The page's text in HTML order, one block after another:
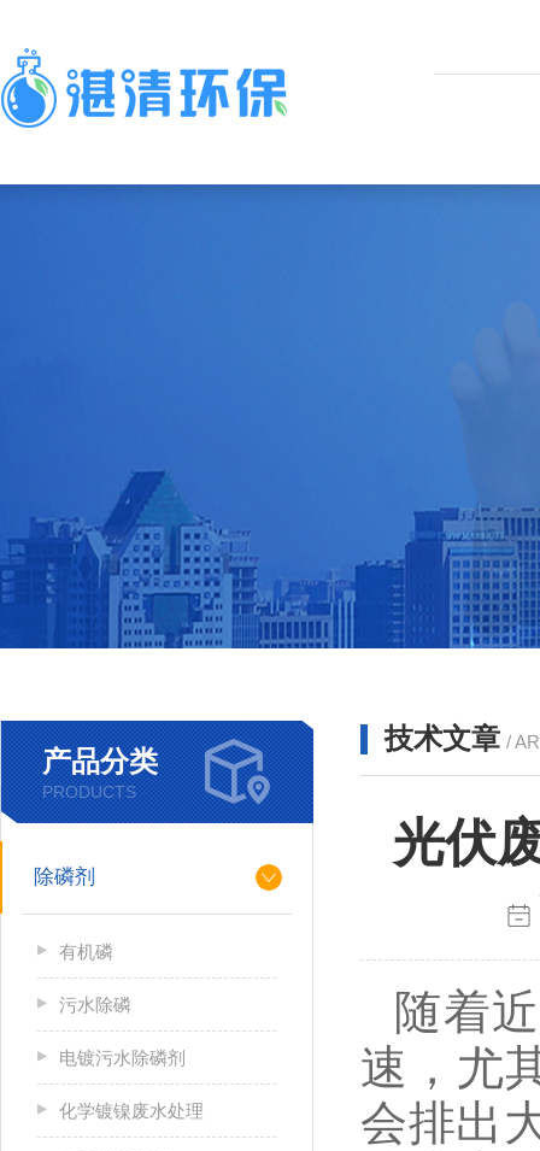
产品分类
PRODUCTS
除磷剂
有机磷
污水除磷
电镀污水除磷剂
化学镀镍废水处理
技术文章 /
光伏
随着
速，尤
会排出